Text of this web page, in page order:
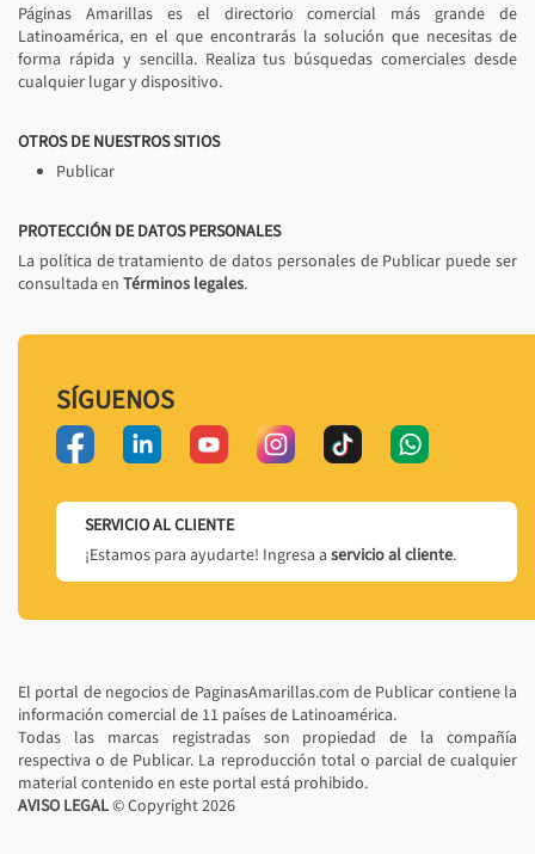
Páginas Amarillas es el directorio comercial más grande de
Latinoamérica, en el que encontrarás la solución que necesitas de
forma rápida y sencilla. Realiza tus búsquedas comerciales desde
cualquier lugar y dispositivo.
OTROS DE NUESTROS SITIOS
Publicar
PROTECCIÓN DE DATOS PERSONALES
La política de tratamiento de datos personales de Publicar puede ser
consultada en Términos legales.
SÍGUENOS
SERVICIO AL CLIENTE
¡Estamos para ayudarte! Ingresa a servicio al cliente.
El portal de negocios de PaginasAmarillas.com de Publicar contiene la
información comercial de 11 países de Latinoamérica.
Todas las marcas registradas son propiedad de la compañía
respectiva o de Publicar. La reproducción total o parcial de cualquier
material contenido en este portal está prohibido.
AVISO LEGAL© Copyright2026